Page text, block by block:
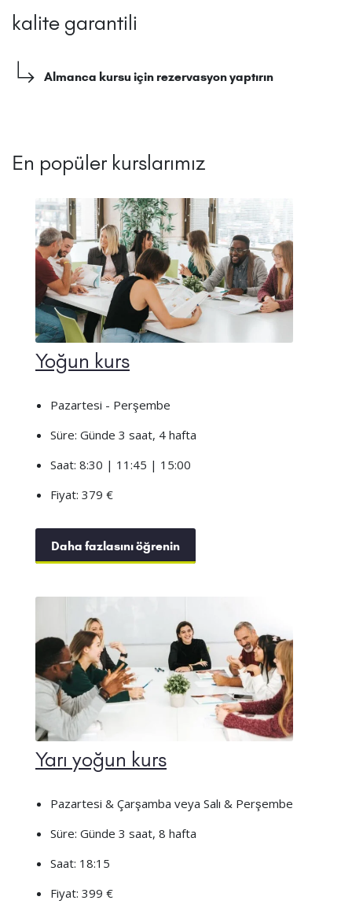
kalite garantili
Almanca kursu için rezervasyon yaptırın
En popüler kurslarımız
Yoğun kurs
Pazartesi - Perşembe
Süre: Günde 3 saat, 4 hafta
Saat: 8:30 | 11:45 | 15:00
Fiyat: 379 €
Daha fazlasını öğrenin
Yarı yoğun kurs
Pazartesi & Çarşamba veya Salı & Perşembe
Süre: Günde 3 saat, 8 hafta
Saat: 18:15
Fiyat: 399 €